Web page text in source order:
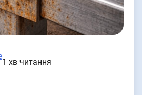
1 хв читання